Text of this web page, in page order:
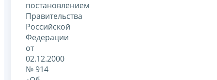
постановлением
Правительства
Российской
Федерации
от
02.12.2000
№ 914